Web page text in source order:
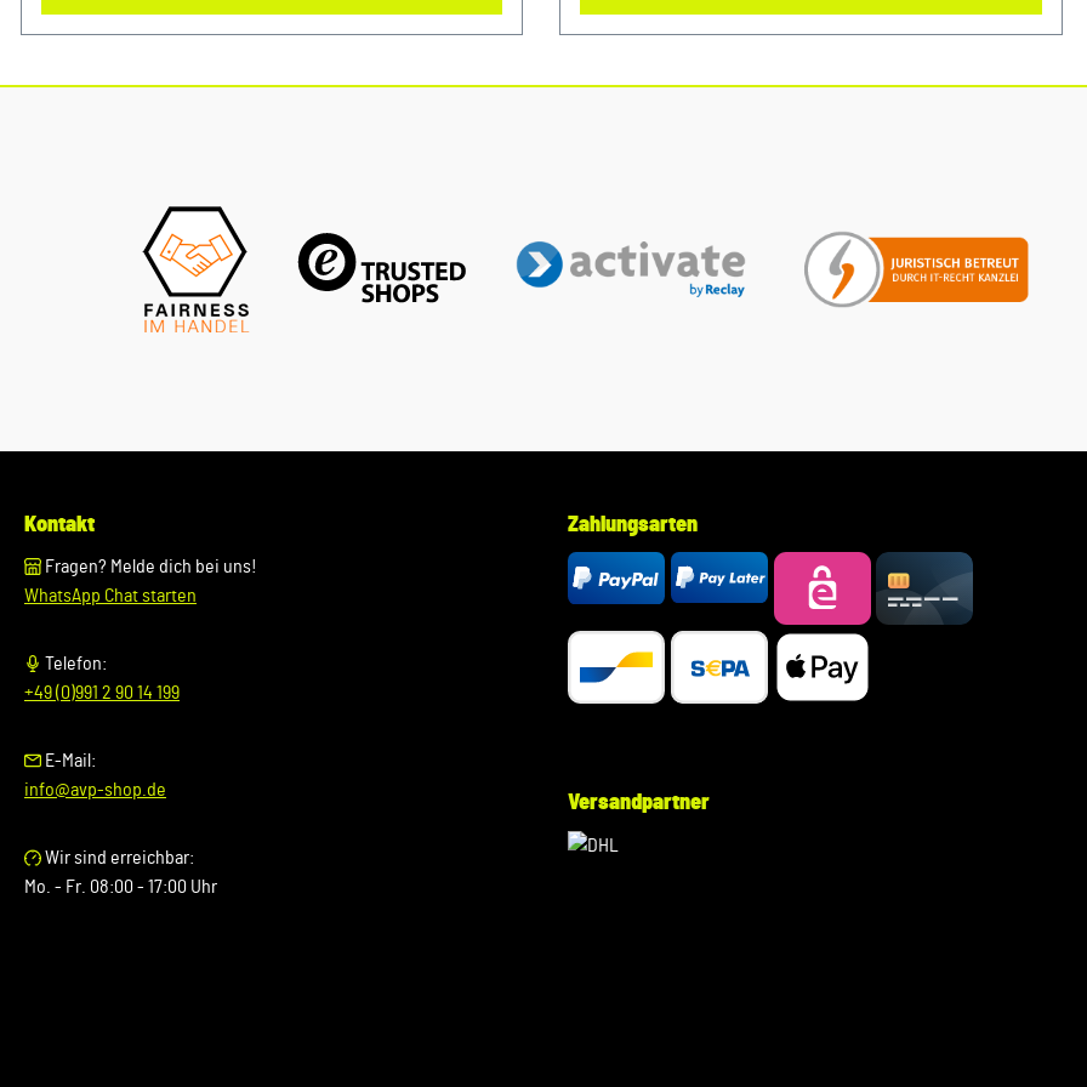
Audi. Produktinfos: 100% passgenau, da Original Ersatzteile
oder in der Kaufabwicklung die 17-stellige
Fahrgestellnummer(Bsp. VW: WVWZZZ... Audi: WAUZZZ...)
Ihres Fahrzeugs mitzuteilen. Wir prüfen vorab, ob der
gewünschte Artikel zum Fahrzeug passt.
Audi. Produktinfos: 100% passgenau, da Original Ersatzteile
VW: WVWZZZ... Audi: WAUZZZ...) Ihres Fahrzeugs
mitzuteilen. Wir prüfen vorab, ob der gewünschte Artikel
zum Fahrzeug passt.
Kontakt
Fragen? Melde dich bei uns!
WhatsApp Chat starten
Telefon:
+49 (0)991 2 90 14 199
E-Mail:
info@avp-shop.de
Wir sind erreichbar:
Mo. - Fr. 08:00 - 17:00 Uhr
Zahlungsarten
Versandpartner